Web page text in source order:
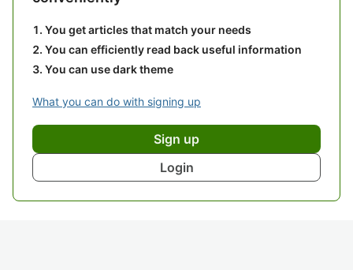
You get articles that match your needs
You can efficiently read back useful information
You can use dark theme
What you can do with signing up
Sign up
Login